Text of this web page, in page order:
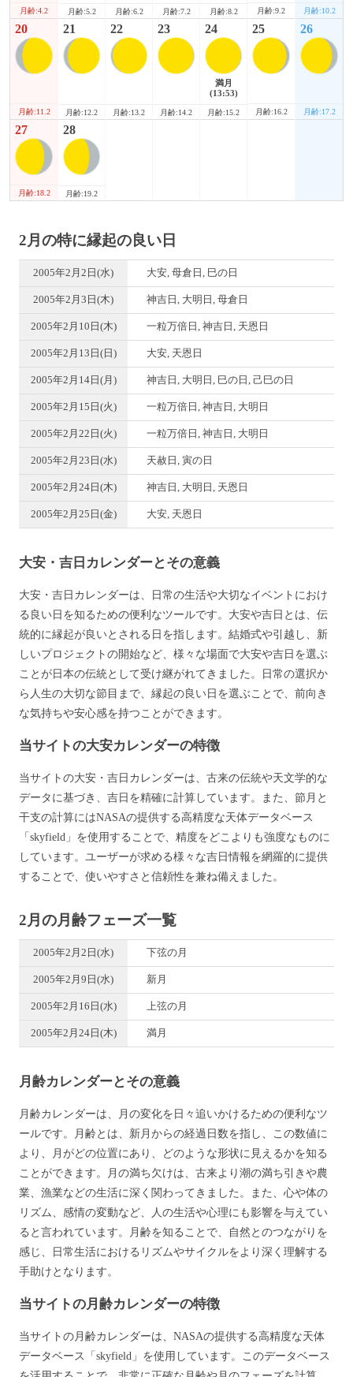
月齢:4.2 月齢:5.2 月齢:6.2 月齢:7.2 月齢:8.2 月齢:9.2 月齢:10.2
20
月齢:11.2
21
月齢:12.2
22
月齢:13.2
23
月齢:14.2
24
満月
(13:53)
月齢:15.2
25
月齢:16.2
26
月齢:17.2
27
月齢:18.2
28
月齢:19.2
2月の特に縁起の良い日
2005年2月2日(水) 大安, 母倉日, 巳の日
2005年2月3日(木) 神吉日, 大明日, 母倉日
2005年2月10日(木) 一粒万倍日, 神吉日, 天恩日
2005年2月13日(日) 大安, 天恩日
2005年2月14日(月) 神吉日, 大明日, 巳の日, 己巳の日
2005年2月15日(火) 一粒万倍日, 神吉日, 大明日
2005年2月22日(火) 一粒万倍日, 神吉日, 大明日
2005年2月23日(水) 天赦日, 寅の日
2005年2月24日(木) 神吉日, 大明日, 天恩日
2005年2月25日(金) 大安, 天恩日
大安・吉日カレンダーとその意義
大安・吉日カレンダーは、日常の生活や大切なイベントにおけ
る良い日を知るための便利なツールです。大安や吉日とは、伝
統的に縁起が良いとされる日を指します。結婚式や引越し、新
しいプロジェクトの開始など、様々な場面で大安や吉日を選ぶ
ことが日本の伝統として受け継がれてきました。日常の選択か
ら人生の大切な節目まで、縁起の良い日を選ぶことで、前向き
な気持ちや安心感を持つことができます。
当サイトの大安カレンダーの特徴
当サイトの大安・吉日カレンダーは、古来の伝統や天文学的な
データに基づき、吉日を精確に計算しています。また、節月と
干支の計算にはNASAの提供する高精度な天体データベース
「skyfield」を使用することで、精度をどこよりも強度なものに
しています。ユーザーが求める様々な吉日情報を網羅的に提供
することで、使いやすさと信頼性を兼ね備えました。
2月の月齢フェーズ一覧
2005年2月2日(水) 下弦の月
2005年2月9日(水) 新月
2005年2月16日(水) 上弦の月
2005年2月24日(木) 満月
月齢カレンダーとその意義
月齢カレンダーは、月の変化を日々追いかけるための便利なツ
ールです。月齢とは、新月からの経過日数を指し、この数値に
より、月がどの位置にあり、どのような形状に見えるかを知る
ことができます。月の満ち欠けは、古来より潮の満ち引きや農
業、漁業などの生活に深く関わってきました。また、心や体の
リズム、感情の変動など、人の生活や心理にも影響を与えてい
ると言われています。月齢を知ることで、自然とのつながりを
感じ、日常生活におけるリズムやサイクルをより深く理解する
手助けとなります。
当サイトの月齢カレンダーの特徴
当サイトの月齢カレンダーは、NASAの提供する高精度な天体
データベース「skyfield」を使用しています。このデータベース